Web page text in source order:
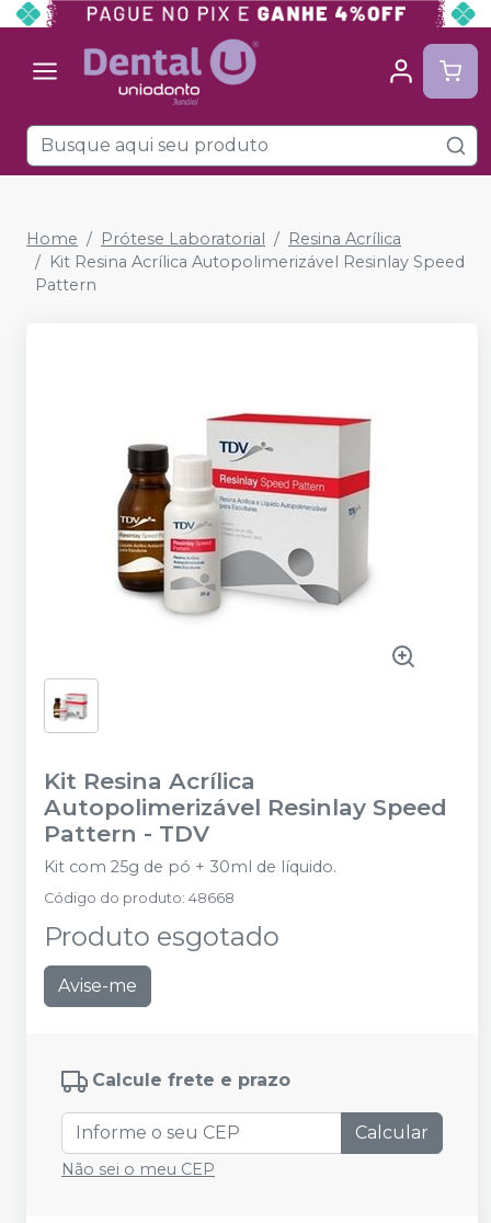
Home Prótese Laboratorial
Resina Acrílica
Kit Resina Acrílica Autopolimerizável Resinlay Speed
Pattern
Kit Resina Acrílica
Autopolimerizável Resinlay Speed
Pattern - TDV
Kit com 25g de pó + 30ml de líquido.
Código do produto: 48668
Produto esgotado
Avise-me
Calcule frete e prazo
Calcular
Não sei o meu CEP